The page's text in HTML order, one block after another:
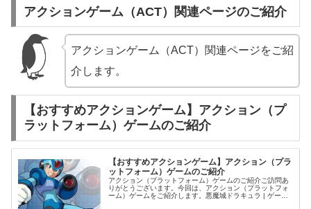
アクションゲーム（ACT）関連ページのご紹介
アクションゲーム（ACT）関連ページをご紹
介します。
【おすすめアクションゲーム】アクション（プ
ラットフォーム）ゲームのご紹介
【おすすめアクションゲーム】アクション（プラ
ットフォーム）ゲームのご紹介
アクション（プラットフォーム）ゲームのご紹介ご訪問あ
りがとうございます。今回は、アクション（プラットフォ
ーム）ゲームをご紹介します。悪魔城ドラキュラ | ゲーム |